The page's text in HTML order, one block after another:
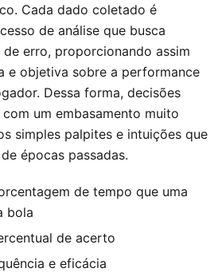
Cada dado coletado é
de análise que busca
erro, proporcionando assim
e objetiva sobre a performance
Dessa forma, decisões
um embasamento muito
simples palpites e intuições que
épocas passadas.
de tempo que uma
bola
de acerto
e eficácia